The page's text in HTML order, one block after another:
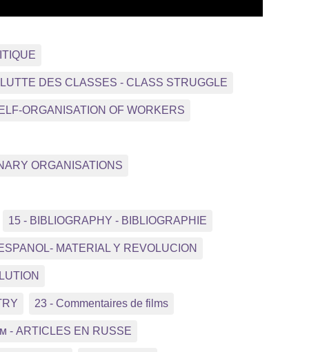
DES CLASSES - CLASS STRUGGLE
ORGANISATION OF WORKERS
ORGANISATIONS
15 - BIBLIOGRAPHY - BIBLIOGRAPHIE
MATERIAL Y REVOLUCION
23 - Commentaires de films
- ARTICLES EN RUSSE